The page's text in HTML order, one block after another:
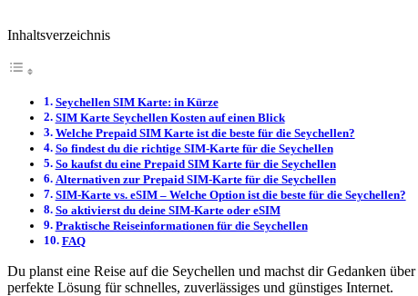
Inhaltsverzeichnis
Seychellen SIM Karte: in Kürze
SIM Karte Seychellen Kosten auf einen Blick
Welche Prepaid SIM Karte ist die beste für die Seychellen?
So findest du die richtige SIM-Karte für die Seychellen
So kaufst du eine Prepaid SIM Karte für die Seychellen
Alternativen zur Prepaid SIM-Karte für die Seychellen
SIM-Karte vs. eSIM – Welche Option ist die beste für die Seychellen?
So aktivierst du deine SIM-Karte oder eSIM
Praktische Reiseinformationen für die Seychellen
FAQ
Du planst eine Reise auf die Seychellen und machst dir Gedanken über
perfekte Lösung für schnelles, zuverlässiges und günstiges Internet.